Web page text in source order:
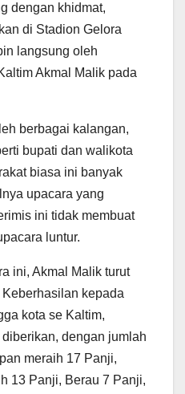
dengan khidmat,
di Stadion Gelora
langsung oleh
Akmal Malik pada
berbagai kalangan,
bupati dan walikota
biasa ini banyak
upacara yang
ini tidak membuat
luntur.
ini, Akmal Malik turut
kepada
kota se Kaltim,
dengan jumlah
meraih 17 Panji,
13 Panji, Berau 7 Panji,